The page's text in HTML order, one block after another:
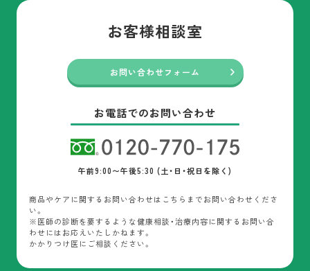
お客様相談室
お問い合わせフォーム
お電話でのお問い合わせ
午前9:00〜午後5:30 (土・日・祝日を除く)
商品やケアに関するお問い合わせはこちらまでお問い合わせくださ
い。
※医師の診断を要するような健康相談・治療内容に関するお問い合
わせにはお応えいたしかねます。
かかりつけ医にご相談ください。